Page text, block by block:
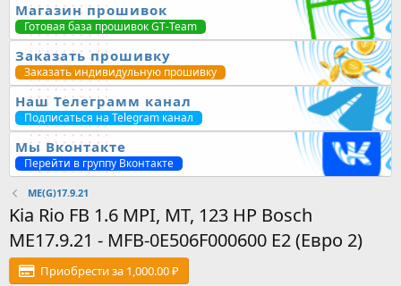
Магазин прошивок
Готовая база прошивок GT-Team
Заказать прошивку
Заказать индивидульную прошивку
Наш Телеграмм канал
Подписаться на Telegram канал
Мы Вконтакте
Перейти в группу Вконтакте
ME(G)17.9.21
Kia Rio FB 1.6 MPI, MT, 123 HP Bosch
ME17.9.21 - MFB-0E506F000600 E2 (Евро 2)
Приобрести за 1,000.00 ₽